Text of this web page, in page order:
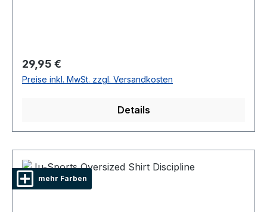
Regulärer Preis:
29,95 €
Preise inkl. MwSt. zzgl. Versandkosten
Details
mehr Farben